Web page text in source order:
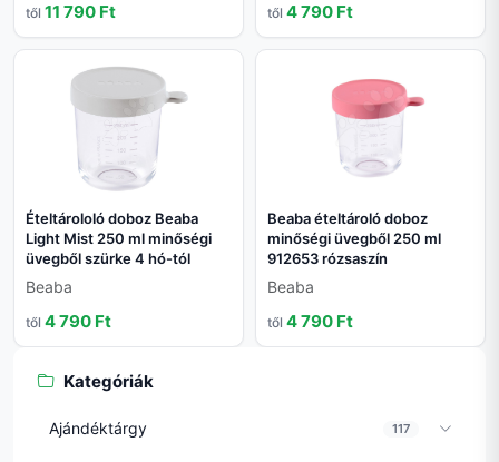
től 11 790 Ft től 4 790 Ft
Ételtárololó doboz Beaba
Light Mist 250 ml minőségi
üvegből szürke 4 hó-tól
Beaba
től 4 790 Ft
Beaba ételtároló doboz
minőségi üvegből 250 ml
912653 rózsaszín
Beaba
től 4 790 Ft
Kategóriák
Ajándéktárgy 117